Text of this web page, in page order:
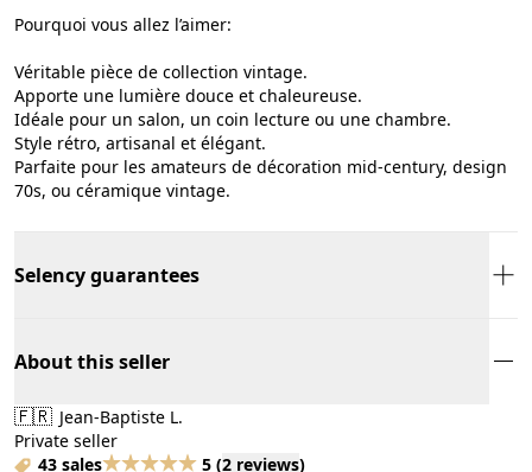
Pourquoi vous allez l’aimer:
Véritable pièce de collection vintage.
Apporte une lumière douce et chaleureuse.
Idéale pour un salon, un coin lecture ou une chambre.
Style rétro, artisanal et élégant.
Parfaite pour les amateurs de décoration mid-century, design
70s, ou céramique vintage.
Selency guarantees
About this seller
🇫🇷 Jean-Baptiste L.
Private seller
43 sales
5 (2 reviews)